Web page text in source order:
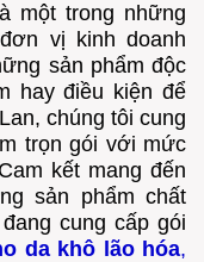
là một trong những
vị kinh doanh
sản phẩm độc
hay điều kiện để
chúng tôi cung
trọn gói với mức
kết mang đến
sản phẩm chất
cung cấp gói
da khô lão hóa,